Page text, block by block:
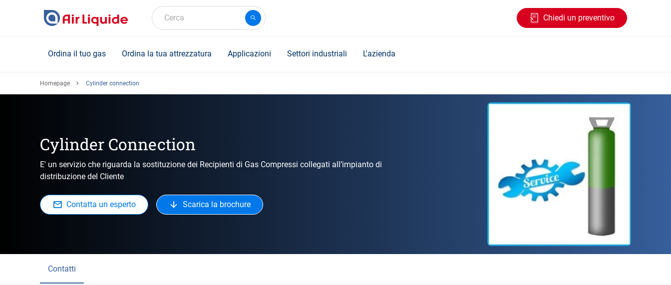
Cerca Chiedi un preventivo
Ordina il tuo gas Ordina la tua attrezzatura Applicazioni Settori industriali L'azienda
Homepage Cylinder connection
Cylinder Connection
E' un servizio che riguarda la sostituzione dei Recipienti di Gas Compressi collegati all’impianto di
distribuzione del Cliente
Contatta un esperto Scarica la brochure
Contatti